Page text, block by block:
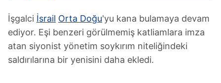
İşgalci İsrail Orta Doğu'yu kana bulamaya devam
ediyor. Eşi benzeri görülmemiş katliamlara imza
atan siyonist yönetim soykırım niteliğindeki
saldırılarına bir yenisini daha ekledi.